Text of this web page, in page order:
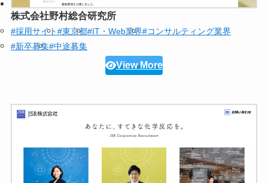
株式会社野村総合研究所
#採用サイト#東京都#IT・Web業界#コンサルティング業界
#新卒募集#中途募集
View More